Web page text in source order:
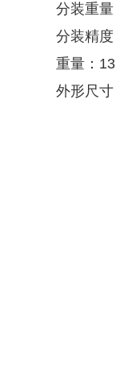
分装重
分装精
重量：
外形尺